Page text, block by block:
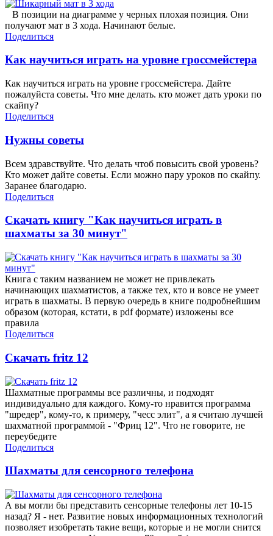
В позиции на диаграмме у черных плохая позиция. Они
получают мат в 3 хода. Начинают белые.
Поделиться
Как научиться играть на уровне гроссмейстера
Как научиться играть на уровне гроссмейстера. Дайте
пожалуйста советы. Что мне делать. кто может дать уроки по
скайпу?
Поделиться
Нужны советы
Всем здравствуйте. Что делать чтоб повысить свой уровень?
Кто может дайте советы. Если можно пару уроков по скайпу.
Заранее благодарю.
Поделиться
Скачать книгу "Как научиться играть в
шахматы за 30 минут"
Книга с таким названием не может не привлекать
начинающих шахматистов, а также тех, кто и вовсе не умеет
играть в шахматы. В первую очередь в книге подробнейшим
образом (которая, кстати, в pdf формате) изложены все
правила
Поделиться
Скачать fritz 12
Шахматные программы все различны, и подходят
индивидуально для каждого. Кому-то нравится программа
"шредер", кому-то, к примеру, "чесс элит", а я считаю лучшей
шахматной программой - "Фриц 12". Что не говорите, не
переубедите
Поделиться
Шахматы для сенсорного телефона
А вы могли бы представить сенсорные телефоны лет 10-15
назад? Я - нет. Развитие новых информационных технологий
позволяет изобретать такие вещи, которые и не могли снится